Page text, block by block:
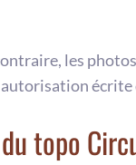
les
topo